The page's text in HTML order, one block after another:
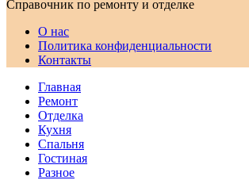
Справочник по ремонту и отделке
О нас
Политика конфиденциальности
Контакты
Главная
Ремонт
Отделка
Кухня
Спальня
Гостиная
Разное